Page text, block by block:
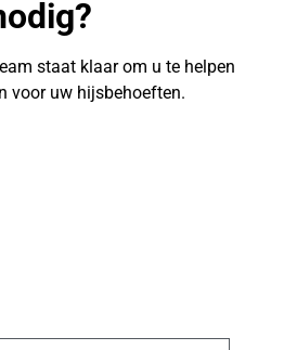
staat klaar om u te helpen
voor uw hijsbehoeften.